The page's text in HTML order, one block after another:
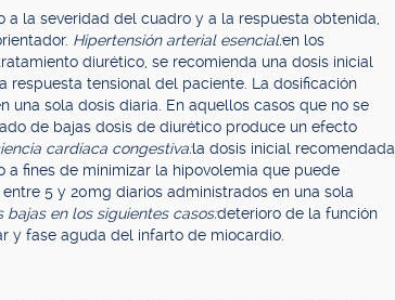
la severidad del cuadro y a la respuesta obtenida,
Hipertensión arterial esencial:en los
diurético, se recomienda una dosis inicial
respuesta tensional del paciente. La dosificación
sola dosis diaria. En aquellos casos que no se
de bajas dosis de diurético produce un efecto
cardíaca congestiva:la dosis inicial recomendada
fines de minimizar la hipovolemia que puede
5 y 20mg diarios administrados en una sola
en los siguientes casos:deterioro de la función
y fase aguda del infarto de miocardio.